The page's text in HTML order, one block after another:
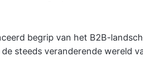
begrip van het B2B-
steeds veranderende wereld